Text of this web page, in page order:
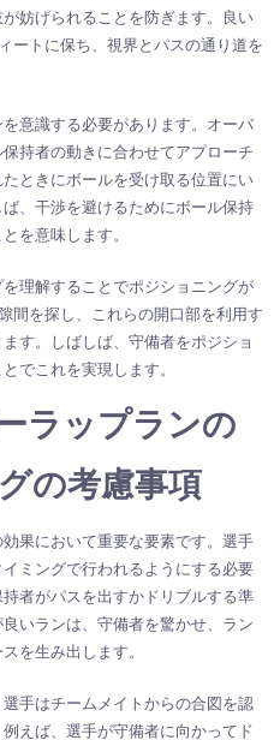
妨げられることを防ぎます。良い
ートに保ち、視界とパスの通り道を
意識する必要があります。オーバ
持者の動きに合わせてアプローチ
ときにボールを受け取る位置にい
、干渉を避けるためにボール保持
を意味します。
理解することでポジショニングが
間を探し、これらの開口部を利用す
す。しばしば、守備者をポジショ
でこれを実現します。
ラップランの
の考慮事項
果において重要な要素です。選手
ミングで行われるようにする必要
者がパスを出すかドリブルする準
いランは、守備者を驚かせ、ラン
を生み出します。
手はチームメイトからの合図を認
えば、選手が守備者に向かってド